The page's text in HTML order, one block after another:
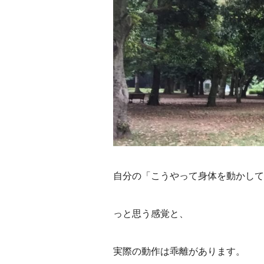
自分の「こうやって身体を動かし
っと思う感覚と、
実際の動作は乖離があります。